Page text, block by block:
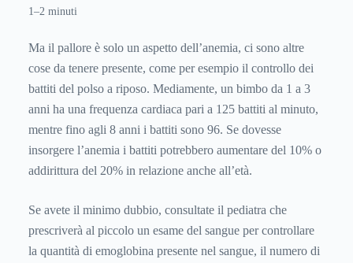
inferiori che solitamente risultano essere molto chiare.
1–2 minuti
Ma il pallore è solo un aspetto dell’anemia, ci sono altre
cose da tenere presente, come per esempio il controllo dei
battiti del polso a riposo. Mediamente, un bimbo da 1 a 3
anni ha una frequenza cardiaca pari a 125 battiti al minuto,
mentre fino agli 8 anni i battiti sono 96. Se dovesse
insorgere l’anemia i battiti potrebbero aumentare del 10% o
addirittura del 20% in relazione anche all’età.
Se avete il minimo dubbio, consultate il pediatra che
prescriverà al piccolo un esame del sangue per controllare
la quantità di emoglobina presente nel sangue, il numero di